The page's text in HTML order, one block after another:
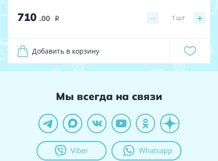
710 .00 i − +
1 шт
Добавить в корзину
Мы всегда на связи
Viber Whatsapp